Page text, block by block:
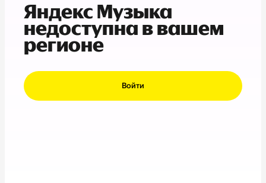
Яндекс Музыка
недоступна в вашем
регионе
Войти